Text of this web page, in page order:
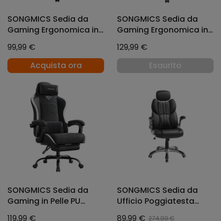
SONGMICS Sedia da
Gaming Ergonomica in
135° con Poggiapiedi 70
x 70 x 120-130 cm Nero e
Grigio
99,99 €
Acquista ora
SONGMICS Sedia da
Gaming Ergonomica in
Reclinabile a 135° con
Poggiapiedi
129,99 €
Esaurito
SONGMICS Sedia da
Gaming in Pelle PU
119,99 €
SONGMICS Sedia da
Ufficio Poggiatesta
89,99 € 274,99 €